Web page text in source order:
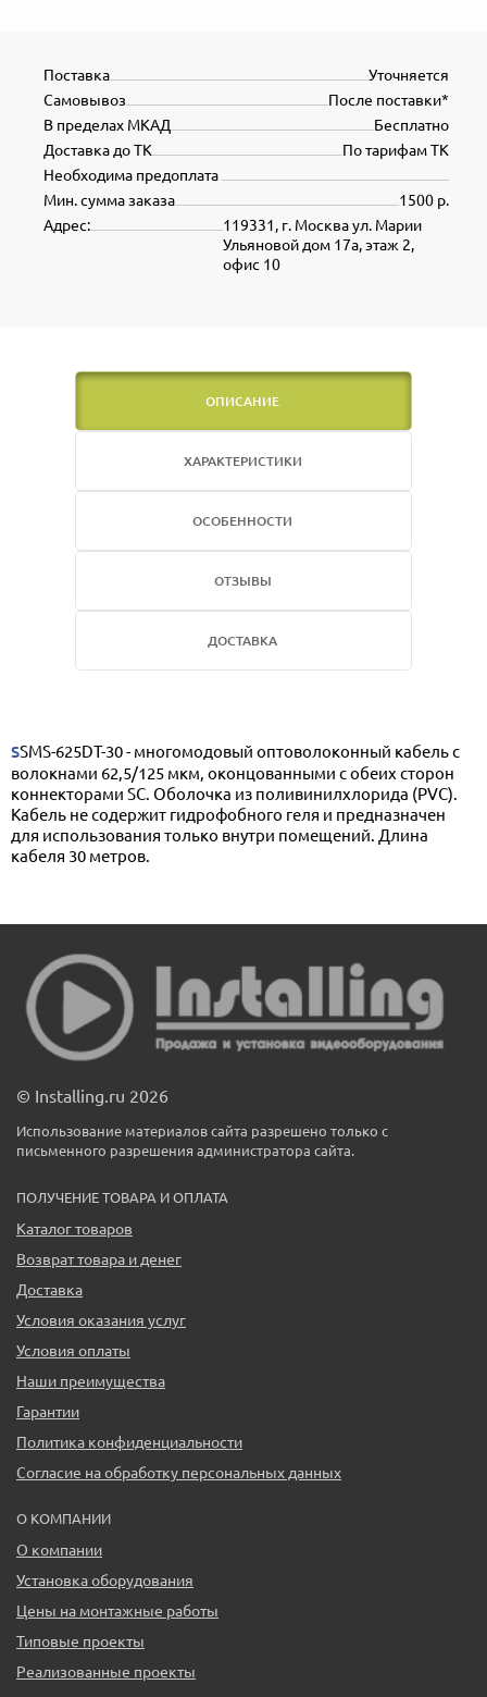
Уточняется
Поставка
После поставки*
Самовывоз
Бесплатно
В пределах МКАД
По тарифам ТК
Доставка до ТК
Необходима предоплата
1500 р.
Мин. сумма заказа
119331, г. Москва ул. Марии
Ульяновой дом 17а, этаж 2,
офис 10
Адрес:
ОПИСАНИЕ
ХАРАКТЕРИСТИКИ
ОСОБЕННОСТИ
ОТЗЫВЫ
ДОСТАВКА
SSMS-625DT-30 - многомодовый оптоволоконный кабель с
волокнами 62,5/125 мкм, оконцованными с обеих сторон
коннекторами SС. Оболочка из поливинилхлорида (PVC).
Кабель не содержит гидрофобного геля и предназначен
для использования только внутри помещений. Длина
кабеля 30 метров.
© Installing.ru 2026
Использование материалов сайта разрешено только с
письменного разрешения администратора сайта.
ПОЛУЧЕНИЕ ТОВАРА И ОПЛАТА
Каталог товаров
Возврат товара и денег
Доставка
Условия оказания услуг
Условия оплаты
Наши преимущества
Гарантии
Политика конфиденциальности
Согласие на обработку персональных данных
О КОМПАНИИ
О компании
Установка оборудования
Цены на монтажные работы
Типовые проекты
Реализованные проекты